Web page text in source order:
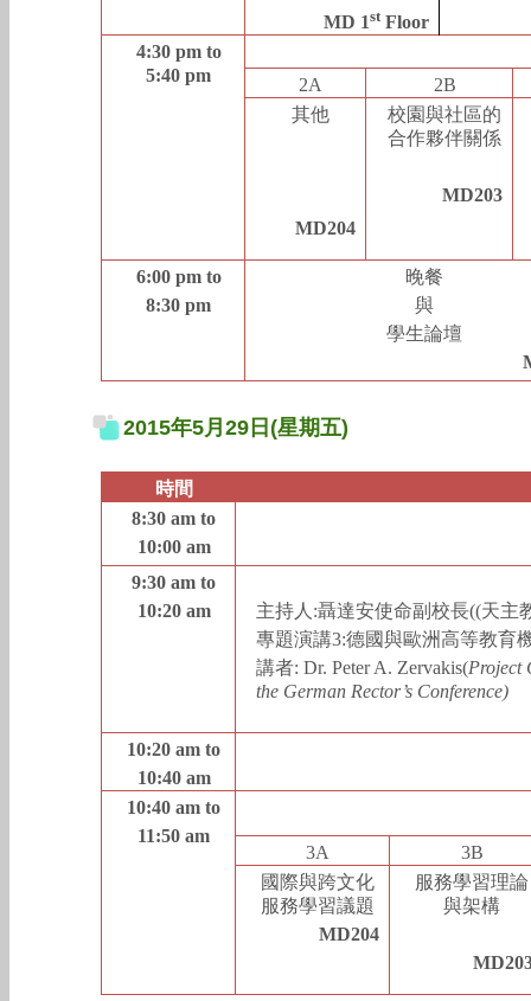
MD 1stFloor
4:30 pm to
5:40 pm
2A
2B
其他
MD204
校園與社區的
合作夥伴關係
MD203
6:00 pm to
8:30 pm
晚餐
與
學生論壇
2015年5月29日(星期五)
時間
8:30 am to
10:00 am
9:30 am to
10:20 am
主持人 :聶達安使命副校長((天主
專題演講3:德國與歐洲高等教育
講者: Dr. Peter A. Zervakis(Project
the German Rector’s Conference)
10:20 am to
10:40 am
10:40 am to
11:50 am
3A
3B
國際與跨文化
服務學習議題
MD204
服務學習理論
與架構